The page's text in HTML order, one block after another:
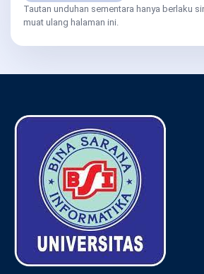
Tautan unduhan sementara hanya berlaku
muat ulang halaman ini.